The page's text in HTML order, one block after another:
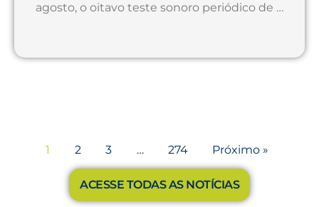
agosto, o oitavo teste sonoro periódico de …
1 2 3 … 274 Próximo »
ACESSE TODAS AS NOTÍCIAS